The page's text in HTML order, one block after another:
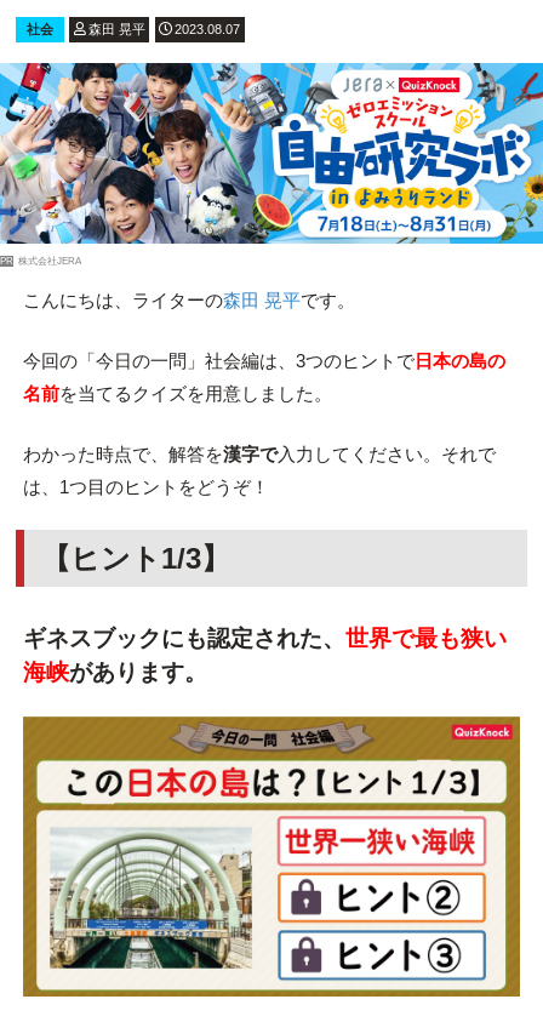
社会 森田 晃平 2023.08.07
PR 株式会社JERA
こんにちは、ライターの森田 晃平です。
今回の「今日の一問」社会編は、3つのヒントで日本の島の
名前を当てるクイズを用意しました。
わかった時点で、解答を漢字で入力してください。それで
は、1つ目のヒントをどうぞ！
【ヒント1/3】
ギネスブックにも認定された、 世界で最も狭い
海峡があります。